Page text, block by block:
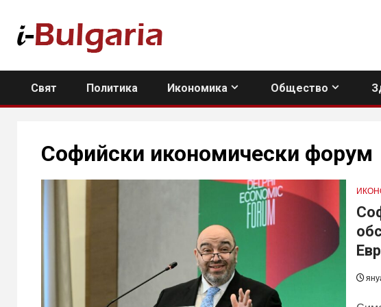
content
Свят Политика Икономика Общество
Софийски икономически форум